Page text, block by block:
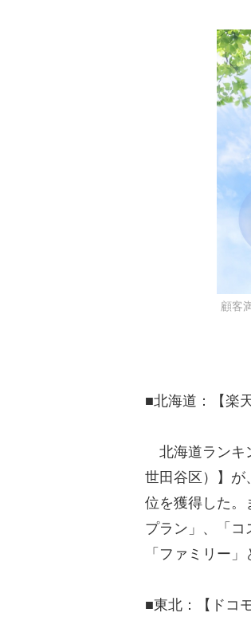
顧客
■北海道：【楽
北海道ランキ
世田谷区）】が
位を獲得した。
プラン」、「コ
「ファミリー
■東北：【ドコ